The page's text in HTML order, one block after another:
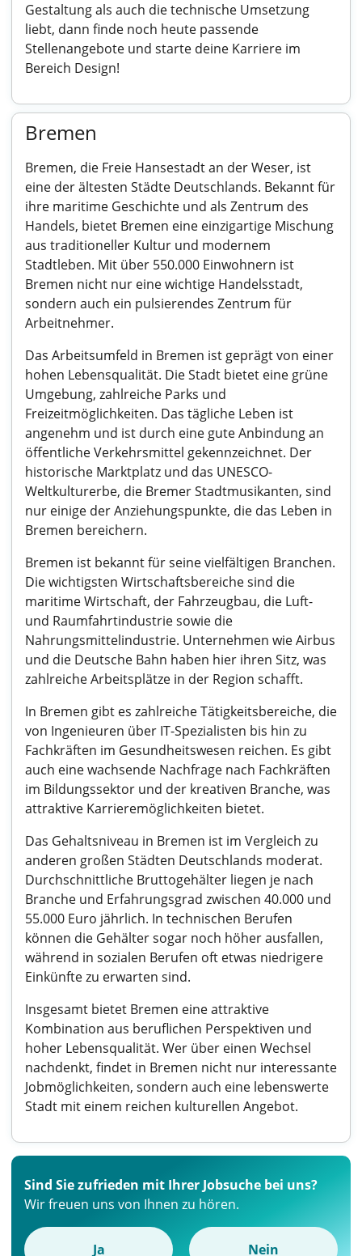
Gestaltung als auch die technische Umsetzung
liebt, dann finde noch heute passende
Stellenangebote und starte deine Karriere im
Bereich Design!
Bremen
Bremen, die Freie Hansestadt an der Weser, ist
eine der ältesten Städte Deutschlands. Bekannt für
ihre maritime Geschichte und als Zentrum des
Handels, bietet Bremen eine einzigartige Mischung
aus traditioneller Kultur und modernem
Stadtleben. Mit über 550.000 Einwohnern ist
Bremen nicht nur eine wichtige Handelsstadt,
sondern auch ein pulsierendes Zentrum für
Arbeitnehmer.
Das Arbeitsumfeld in Bremen ist geprägt von einer
hohen Lebensqualität. Die Stadt bietet eine grüne
Umgebung, zahlreiche Parks und
Freizeitmöglichkeiten. Das tägliche Leben ist
angenehm und ist durch eine gute Anbindung an
öffentliche Verkehrsmittel gekennzeichnet. Der
historische Marktplatz und das UNESCO-
Weltkulturerbe, die Bremer Stadtmusikanten, sind
nur einige der Anziehungspunkte, die das Leben in
Bremen bereichern.
Bremen ist bekannt für seine vielfältigen Branchen.
Die wichtigsten Wirtschaftsbereiche sind die
maritime Wirtschaft, der Fahrzeugbau, die Luft-
und Raumfahrtindustrie sowie die
Nahrungsmittelindustrie. Unternehmen wie Airbus
und die Deutsche Bahn haben hier ihren Sitz, was
zahlreiche Arbeitsplätze in der Region schafft.
In Bremen gibt es zahlreiche Tätigkeitsbereiche, die
von Ingenieuren über IT-Spezialisten bis hin zu
Fachkräften im Gesundheitswesen reichen. Es gibt
auch eine wachsende Nachfrage nach Fachkräften
im Bildungssektor und der kreativen Branche, was
attraktive Karrieremöglichkeiten bietet.
Das Gehaltsniveau in Bremen ist im Vergleich zu
anderen großen Städten Deutschlands moderat.
Durchschnittliche Bruttogehälter liegen je nach
Branche und Erfahrungsgrad zwischen 40.000 und
55.000 Euro jährlich. In technischen Berufen
können die Gehälter sogar noch höher ausfallen,
während in sozialen Berufen oft etwas niedrigere
Einkünfte zu erwarten sind.
Insgesamt bietet Bremen eine attraktive
Kombination aus beruflichen Perspektiven und
hoher Lebensqualität. Wer über einen Wechsel
nachdenkt, findet in Bremen nicht nur interessante
Jobmöglichkeiten, sondern auch eine lebenswerte
Stadt mit einem reichen kulturellen Angebot.
Sind Sie zufrieden mit Ihrer Jobsuche bei uns?
Wir freuen uns von Ihnen zu hören.
Ja Nein